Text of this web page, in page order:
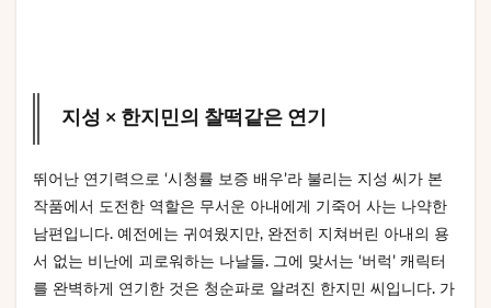
지성 × 한지민의 찰떡같은 연기
뛰어난 연기력으로 ‘시청률 보증 배우’라 불리는 지성 씨가 본
작품에서 도전한 역할은 무서운 아내에게 기죽어 사는 나약한
남편입니다. 예전에는 귀여웠지만, 완전히 지쳐버린 아내의 용
서 없는 비난에 괴로워하는 나날들. 그에 맞서는 ‘버럭’ 캐릭터
를 완벽하게 연기한 것은 청순파로 알려진 한지민 씨입니다. 가